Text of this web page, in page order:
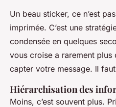
Un beau sticker, ce n’est
imprimée. C’est une
condensée en quelques
vous croise a rarement
capter votre message. Il
Hiérarchisation des
Moins, c’est souvent plus.